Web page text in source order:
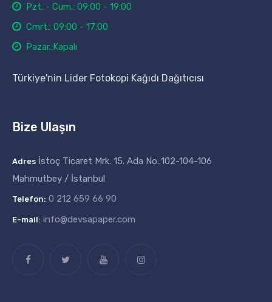
Pzt. - Cum.: 09:00 - 19:00
Cmrt.: 09:00 - 17:00
Pazar.:Kapalı
Türkiye'nin Lider Fotokopi Kağıdı Dağıtıcısı
Bize Ulaşın
Adres İstoç Ticaret Mrk. 15. Ada No.:102-104-106
Mahmutbey / İstanbul
Telefon: 0 212 659 66 90
E-mail: info@devsapaper.com